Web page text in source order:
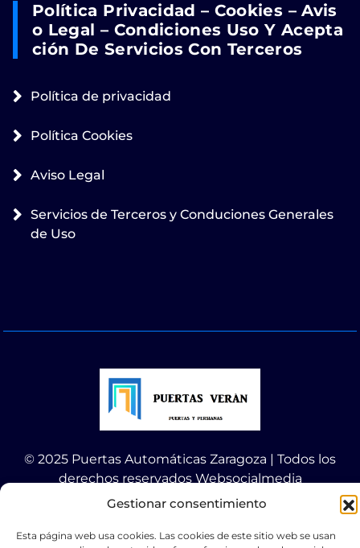
Gestionar consentimiento
Esta página web usa cookies. Las cookies de este sitio web se usan
Política Privacidad – Cookies – Avis
O Legal – Condiciones Uso Y Acepta
Ción De Servicios Con Terceros
Política de privacidad
Política Cookies
Aviso Legal
Servicios de Terceros y Conduciones Generales
de Uso
© 2025 Puertas Automáticas Zaragoza | Todos los
derechos reservados Websocialmedia